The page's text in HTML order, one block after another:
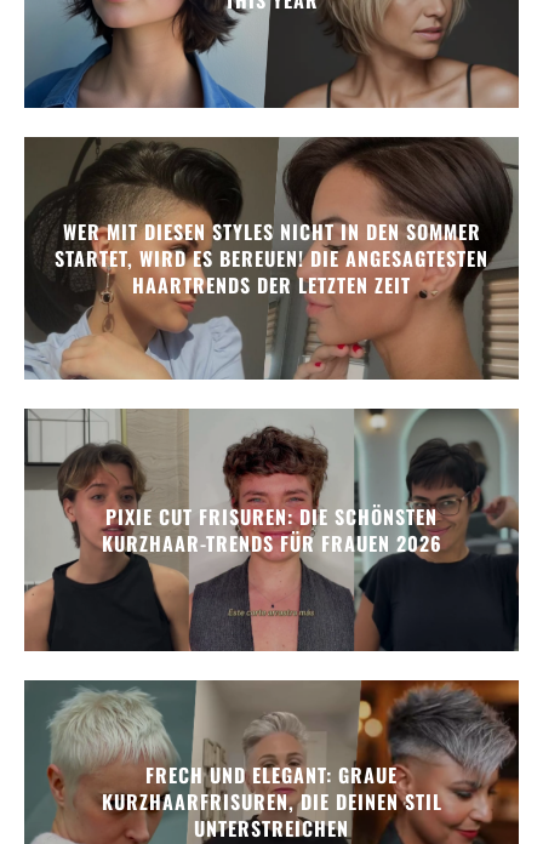
WER MIT DIESEN STYLES NICHT IN DEN SOMMER
STARTET, WIRD ES BEREUEN! DIE ANGESAGTESTEN
HAARTRENDS DER LETZTEN ZEIT
PIXIE CUT FRISUREN: DIE SCHÖNSTEN
KURZHAAR-TRENDS FÜR FRAUEN 2026
FRECH UND ELEGANT: GRAUE
KURZHAARFRISUREN, DIE DEINEN STIL
UNTERSTREICHEN